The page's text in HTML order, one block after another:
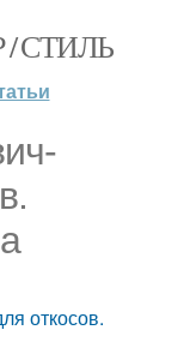
СТИЛЬ
откосов.